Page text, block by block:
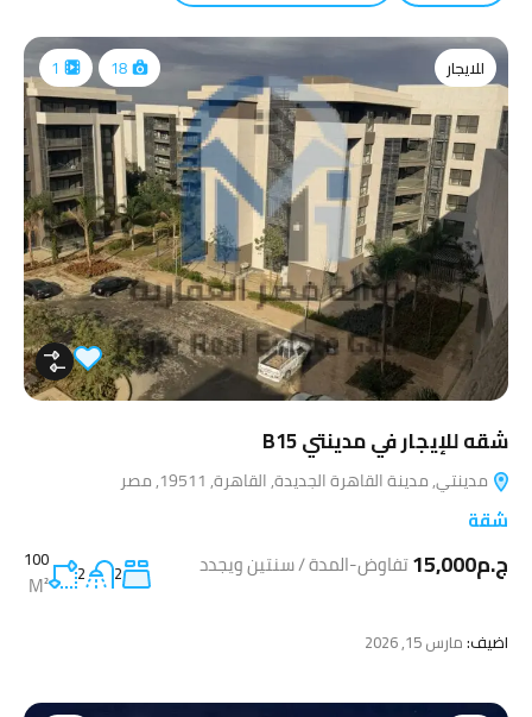
للايجار 18
1
شقه للإيجار في مدينتي B15
مدينتي, مدينة القاهرة الجديدة, القاهرة, 19511, مصر
شقة
ج.م15,000 تفاوض-المدة / سنتين ويجدد 2
2
100
M²
اضيف:مارس 15, 2026